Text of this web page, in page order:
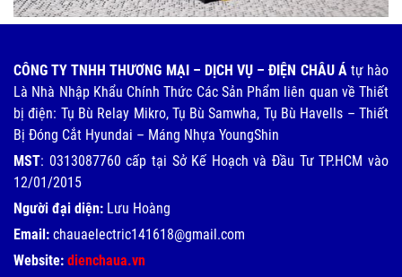
CÔNG TY TNHH THƯƠNG MẠI – DỊCH VỤ – ĐIỆN CHÂU Átự hào
Là Nhà Nhập Khẩu Chính Thức Các Sản Phẩm liên quan về Thiết
bị điện: Tụ Bù Relay Mikro, Tụ Bù Samwha, Tụ Bù Havells – Thiết
Bị Đóng Cắt Hyundai – Máng Nhựa YoungShin
MST: 0313087760 cấp tại Sở Kế Hoạch và Đầu Tư TP.HCM vào
12/01/2015
Người đại diện: Lưu Hoàng
Email: chauaelectric141618@gmail.com
Website: dienchaua.vn